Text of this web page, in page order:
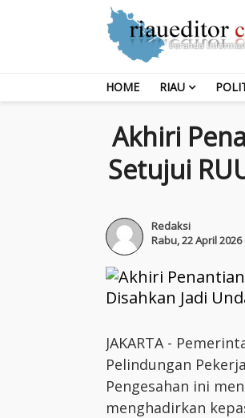
HOME RIAU
Akhiri
Setujui
Redaksi
Rabu, 22 April 2026
JAKARTA -
Pelindungan
Pengesahan ini
menghadirkan